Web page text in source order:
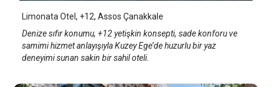
Limonata Otel, +12, Assos Çanakkale
Denize sıfır konumu, +12 yetişkin konsepti, sade konforu ve
samimi hizmet anlayışıyla Kuzey Ege’de huzurlu bir yaz
deneyimi sunan sakin bir sahil oteli.